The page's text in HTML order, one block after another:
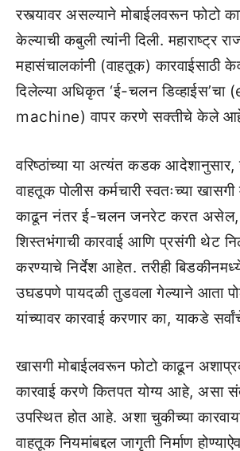
रस्त्यावर असल्याने मोबाईलवरून फोटो
केल्याची कबुली त्यांनी दिली. महाराष्ट्र
महासंचालकांनी (वाहतूक) कारवाईसाठी
दिलेल्या अधिकृत ‘ई-चलन
machine) वापर करणे सक्तीचे केले
वरिष्ठांच्या या अत्यंत कडक आदेशानुसार,
वाहतूक पोलीस कर्मचारी स्वतःच्या खासगी
काढून नंतर ई-चलन जनरेट करत असेल,
शिस्तभंगाची कारवाई आणि प्रसंगी थेट
करण्याचे निर्देश आहेत. तरीही
उघडपणे पायदळी तुडवला गेल्याने आता
यांच्यावर कारवाई करणार का, याकडे
खासगी मोबाईलवरून फोटो काढून
कारवाई करणे कितपत योग्य आहे, असा
उपस्थित होत आहे. अशा चुकीच्या
वाहतूक नियमांबद्दल जागृती निर्माण